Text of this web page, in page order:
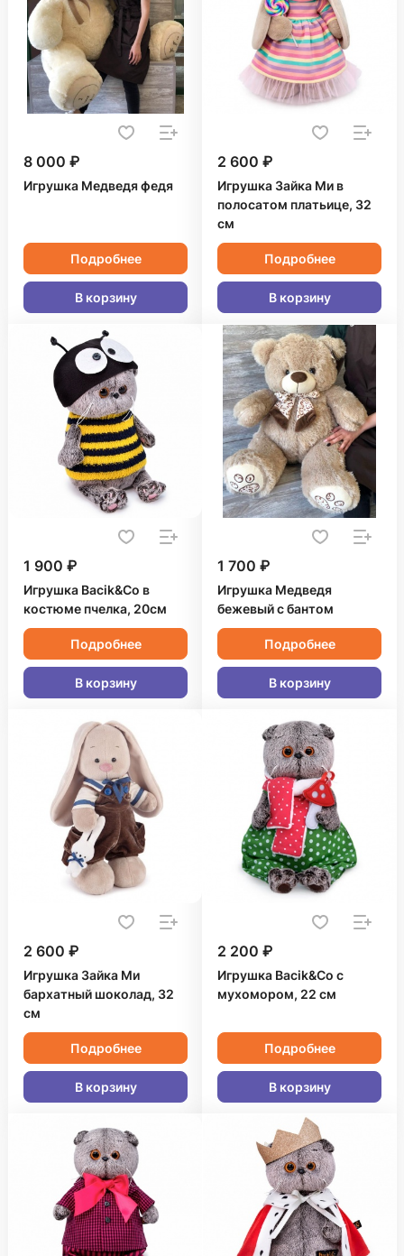
8 000 ₽
Игрушка Медведя федя
Подробнее
В корзину
2 600 ₽
Игрушка Зайка Ми в
полосатом платьице, 32
см
Подробнее
В корзину
1 900 ₽
Игрушка Bacik&Co в
костюме пчелка, 20см
Подробнее
В корзину
1 700 ₽
Игрушка Медведя
бежевый с бантом
Подробнее
В корзину
2 600 ₽
Игрушка Зайка Ми
бархатный шоколад, 32
см
Подробнее
В корзину
2 200 ₽
Игрушка Bacik&Co с
мухомором, 22 см
Подробнее
В корзину